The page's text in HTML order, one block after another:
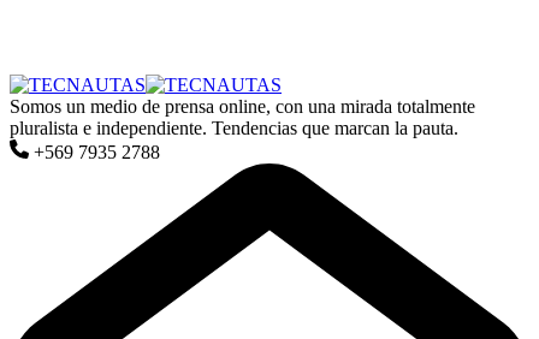
Somos un medio de prensa online, con una mirada totalmente
pluralista e independiente. Tendencias que marcan la pauta.
+569 7935 2788